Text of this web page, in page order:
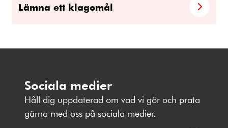
Lämna ett klagomål
Sociala medier
Håll dig uppdaterad om vad vi gör och prata
gärna med oss på sociala medier.